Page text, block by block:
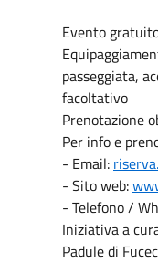
Evento
passeggiata,
facoltativo
Prenotazione
Per info e
- Email:
- Sito web:
- Telefono /
Iniziativa a
Padule di